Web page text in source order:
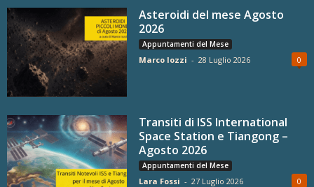
Asteroidi del mese Agosto
2026
Appuntamenti del Mese
Marco Iozzi - 28 Luglio 2026 0
Transiti di ISS International
Space Station e Tiangong –
Agosto 2026
Appuntamenti del Mese
Lara Fossi - 27 Luglio 2026 0